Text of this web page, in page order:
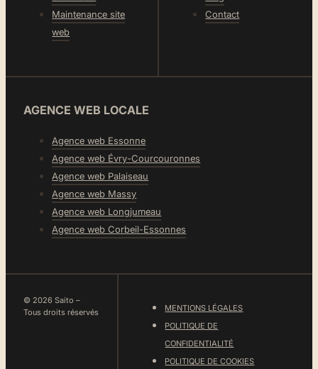
Maintenance site
web
Contact
AGENCE WEB LOCALE
Agence web Essonne
Agence web Évry-Courcouronnes
Agence web Palaiseau
Agence web Massy
Agence web Longjumeau
Agence web Corbeil-Essonnes
© 2026 Saito –
Tous droits réservés
MENTIONS LÉGALES
POLITIQUE DE
CONFIDENTIALITÉ
POLITIQUE DE COOKIES